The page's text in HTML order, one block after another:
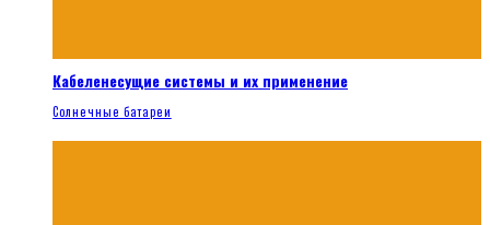
Кабеленесущие системы и их применение
Солнечные батареи